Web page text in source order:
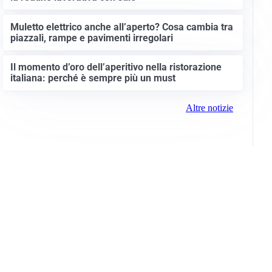
Muletto elettrico anche all’aperto? Cosa cambia tra
piazzali, rampe e pavimenti irregolari
Il momento d’oro dell’aperitivo nella ristorazione
italiana: perché è sempre più un must
Altre notizie